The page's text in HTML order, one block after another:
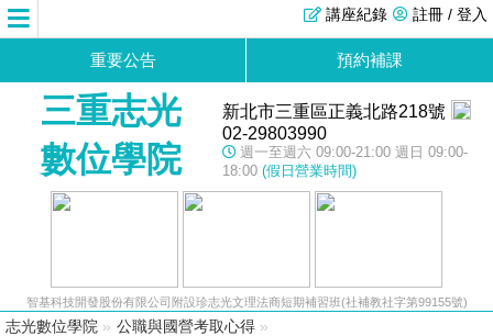
註冊 / 登入
講座紀錄
重要公告 預約補課
三重志光
數位學院
新北市三重區正義北路218號
02-29803990
週一至週六 09:00-21:00 週日 09:00-
18:00 (假日營業時間)
智基科技開發股份有限公司附設珍志光文理法商短期補習班(社補教社字第99155號)
志光數位學院 » 公職與國營考取心得 »